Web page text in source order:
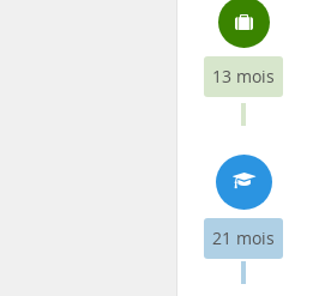
13 mois
21 mois